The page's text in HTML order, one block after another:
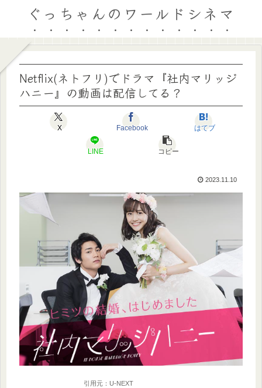
ぐっちゃんのワールドシネマ
Netflix(ネトフリ)でドラマ『社内マリッジ
ハニー』の動画は配信してる？
X Facebook はてブ
LINE コピー
2023.11.10
引用元：U-NEXT